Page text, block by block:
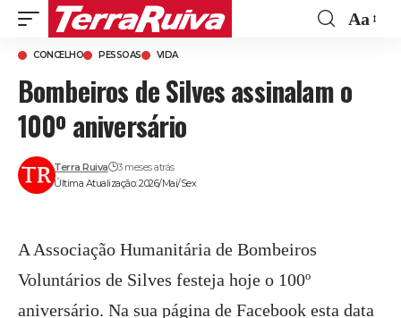
Aa
CONCELHO PESSOAS VIDA
Bombeiros de Silves assinalam o
100º aniversário
Última Atualização: 2026/Mai/Sex
Terra Ruiva 3 meses atrás
A Associação Humanitária de Bombeiros
Voluntários de Silves festeja hoje o 100º
aniversário. Na sua página de Facebook esta data